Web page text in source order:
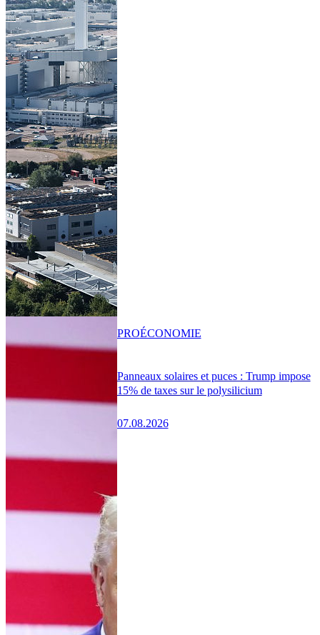
Panneaux solaires et puces : Trump impose
15% de taxes sur le polysilicium
07.08.2026
PROÉCONOMIE